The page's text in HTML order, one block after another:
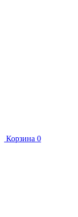
Корзина 0